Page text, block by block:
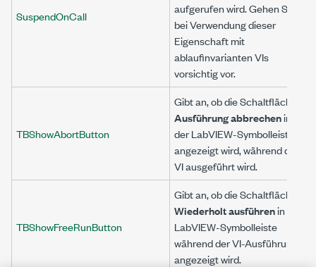
SuspendOnCall
aufgerufen wird. Gehen Sie
bei Verwendung dieser
Eigenschaft mit
ablaufinvarianten VIs
vorsichtig vor.
TBShowAbortButton
Gibt an, ob die Schaltfläche
Ausführung abbrechenin
der LabVIEW-Symbolleiste
angezeigt wird, während das
VI ausgeführt wird.
TBShowFreeRunButton
Gibt an, ob die Schaltfläche
Wiederholt ausführenin der
LabVIEW-Symbolleiste
während der VI-Ausführung
angezeigt wird.